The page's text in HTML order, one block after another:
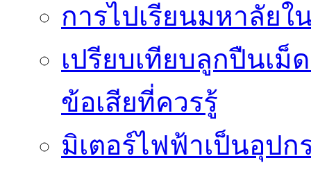
การไปเรียนมหาลัย
เปรียบเทียบลูกปืนเ
ข้อเสียที่ควรรู้
มิเตอร์ไฟฟ้าเป็นอุป